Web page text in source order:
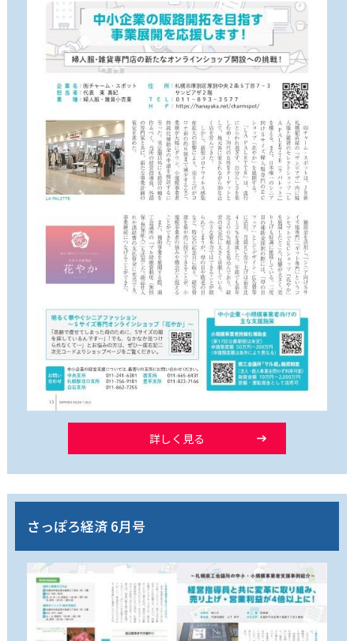
詳しく見る
さっぽろ経済 6月号